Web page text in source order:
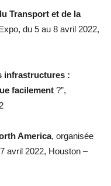
Transport et de la
du 5 au 8 avril 2022,
infrastructures :
facilement ?”,
America, organisée
avril 2022, Houston –